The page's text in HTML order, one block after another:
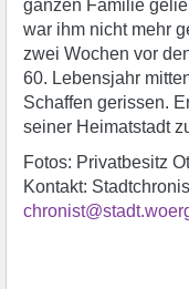
ganzen Familie
war ihm nicht mehr
zwei Wochen vor
60. Lebensjahr
Schaffen gerissen.
seiner Heimatstadt
Fotos: Privatbesitz
Kontakt: